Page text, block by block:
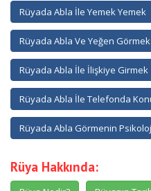
Rüyada Abla İle Yemek Yemek
Rüyada Abla Ve Yeğen Görmek
Rüyada Abla İle İlişkiye Girmek
Rüyada Abla İle Telefonda
Rüyada Abla Görmenin
Rüya Hakkında: